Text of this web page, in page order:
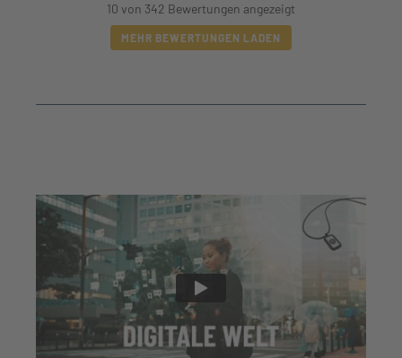
10 von 342 Bewertungen angezeigt
MEHR BEWERTUNGEN LADEN